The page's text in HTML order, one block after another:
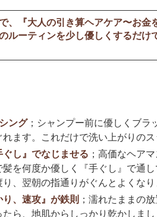
、『大人の引き算ヘアケア〜お
ルーティンを少し優しくするだ
ング；シャンプー前に優しくブラ
ます。これだけで洗い上がりの
ぐし』でなじませる ；高価なヘア
髪を何度か優しく『手ぐし』で通
、翌朝の指通りがぐんとよくな
り、速攻』が鉄則 ；濡れたままの
ら、地肌からしっかり乾かしま